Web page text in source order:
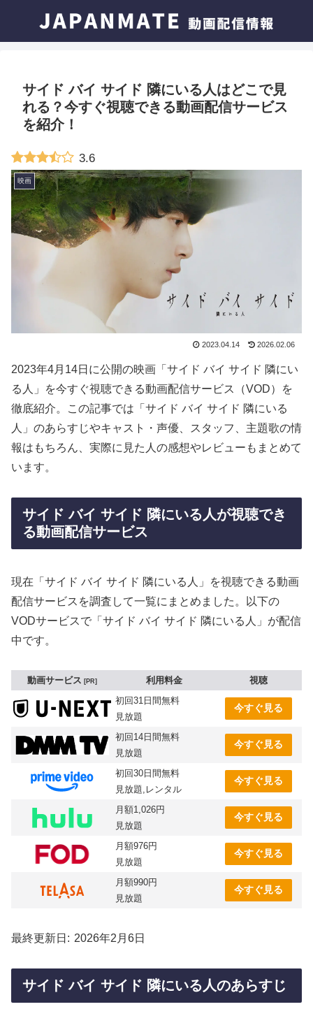
サイド バイ サイド 隣にいる人はどこで見
れる？今すぐ視聴できる動画配信サービス
を紹介！
3.6
映画
2023.04.14 2026.02.06
2023年4月14日に公開の映画「サイド バイ サイド 隣にい
る人」を今すぐ視聴できる動画配信サービス（VOD）を
徹底紹介。この記事では「サイド バイ サイド 隣にいる
人」のあらすじやキャスト・声優、スタッフ、主題歌の情
報はもちろん、実際に見た人の感想やレビューもまとめて
います。
サイド バイ サイド 隣にいる人が視聴でき
る動画配信サービス
現在「サイド バイ サイド 隣にいる人」を視聴できる動画
配信サービスを調査して一覧にまとめました。以下の
VODサービスで「サイド バイ サイド 隣にいる人」が配信
中です。
動画サービス PR 利用料金
視聴
初回31日間無料
見放題
今すぐ見る
初回14日間無料
見放題
今すぐ見る
初回30日間無料
見放題,レンタル
今すぐ見る
月額1,026円
見放題
今すぐ見る
月額976円
見放題
今すぐ見る
月額990円
見放題
今すぐ見る
最終更新日 2026年2月6日
サイド バイ サイド 隣にいる人のあらすじ